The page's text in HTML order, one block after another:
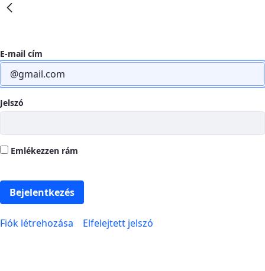
Életciklus menedzsment - gxp
E-mail cím
Jelszó
Emlékezzen rám
Bejelentkezés
Fiók létrehozása Elfelejtett jelszó